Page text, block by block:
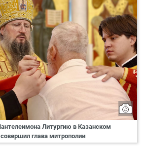
Литургию в Казанском
глава митрополии